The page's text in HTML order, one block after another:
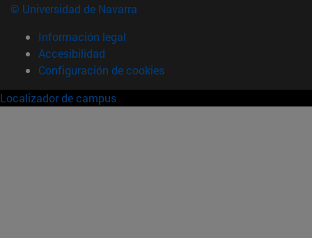
© Universidad de Navarra
Información legal
Accesibilidad
Configuración de cookies
Localizador de campus